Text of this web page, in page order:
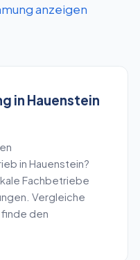
anzeigen
in Hauenstein
in Hauenstein?
Fachbetriebe
Vergleiche
finde den